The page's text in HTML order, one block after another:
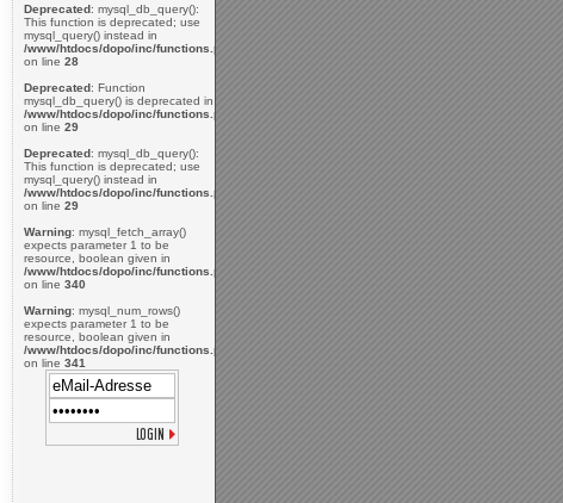
Deprecated: mysql_db_query():
This function is deprecated; use
mysql_query() instead in
/www/htdocs/dopo/inc/functions.php
on line 28
Deprecated: Function
mysql_db_query() is deprecated in
/www/htdocs/dopo/inc/functions.php
on line 29
Deprecated: mysql_db_query():
This function is deprecated; use
mysql_query() instead in
/www/htdocs/dopo/inc/functions.php
on line 29
Warning: mysql_fetch_array()
expects parameter 1 to be
resource, boolean given in
/www/htdocs/dopo/inc/functions.php
on line 340
Warning: mysql_num_rows()
expects parameter 1 to be
resource, boolean given in
/www/htdocs/dopo/inc/functions.php
on line 341